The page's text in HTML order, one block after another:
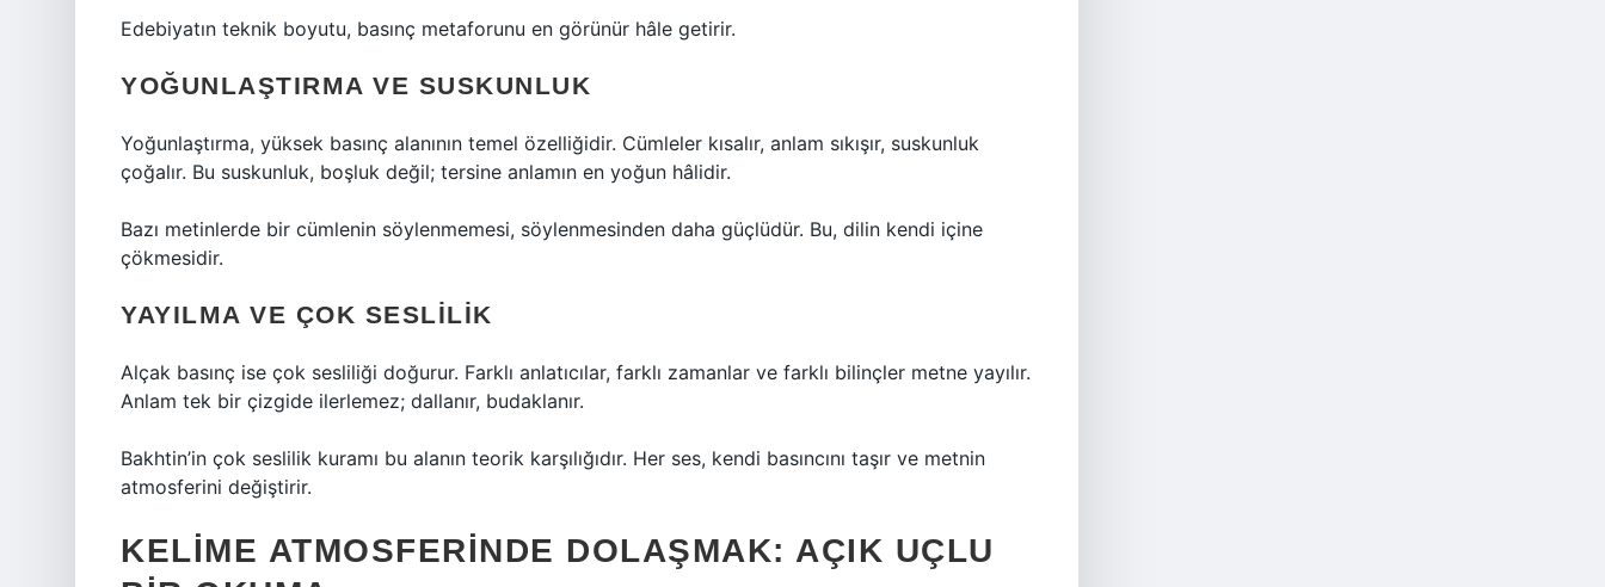
Edebiyatın teknik boyutu, basınç metaforunu en görünür hâle getirir.
YOĞUNLAŞTIRMA VE SUSKUNLUK
Yoğunlaştırma, yüksek basınç alanının temel özelliğidir. Cümleler kısalır, anlam sıkışır, suskunluk
çoğalır. Bu suskunluk, boşluk değil; tersine anlamın en yoğun hâlidir.
Bazı metinlerde bir cümlenin söylenmemesi, söylenmesinden daha güçlüdür. Bu, dilin kendi içine
çökmesidir.
YAYILMA VE ÇOK SESLILIK
Alçak basınç ise çok sesliliği doğurur. Farklı anlatıcılar, farklı zamanlar ve farklı bilinçler metne yayılır.
Anlam tek bir çizgide ilerlemez; dallanır, budaklanır.
Bakhtin’in çok seslilik kuramı bu alanın teorik karşılığıdır. Her ses, kendi basıncını taşır ve metnin
atmosferini değiştirir.
KELIME ATMOSFERINDE DOLAŞMAK: AÇIK UÇLU